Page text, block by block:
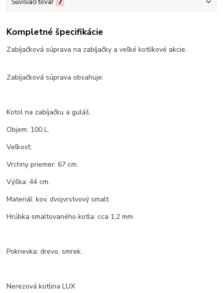
Súvisiaci tovar 7
Kompletné špecifikácie
Zabíjačková súprava na zabíjačky a veľké kotlíkové akcie.
Zabíjačková súprava obsahuje:
Kotol na zabíjačku a guláš.
Objem: 100 L.
Veľkosť:
Vrchny priemer: 67 cm.
Výška: 44 cm.
Materiál: kov, dvojvrstvový smalt.
Hrúbka smaltovaného kotla: cca 1,2 mm.
Pokrievka: drevo, smrek.
Nerezová kotlina LUX